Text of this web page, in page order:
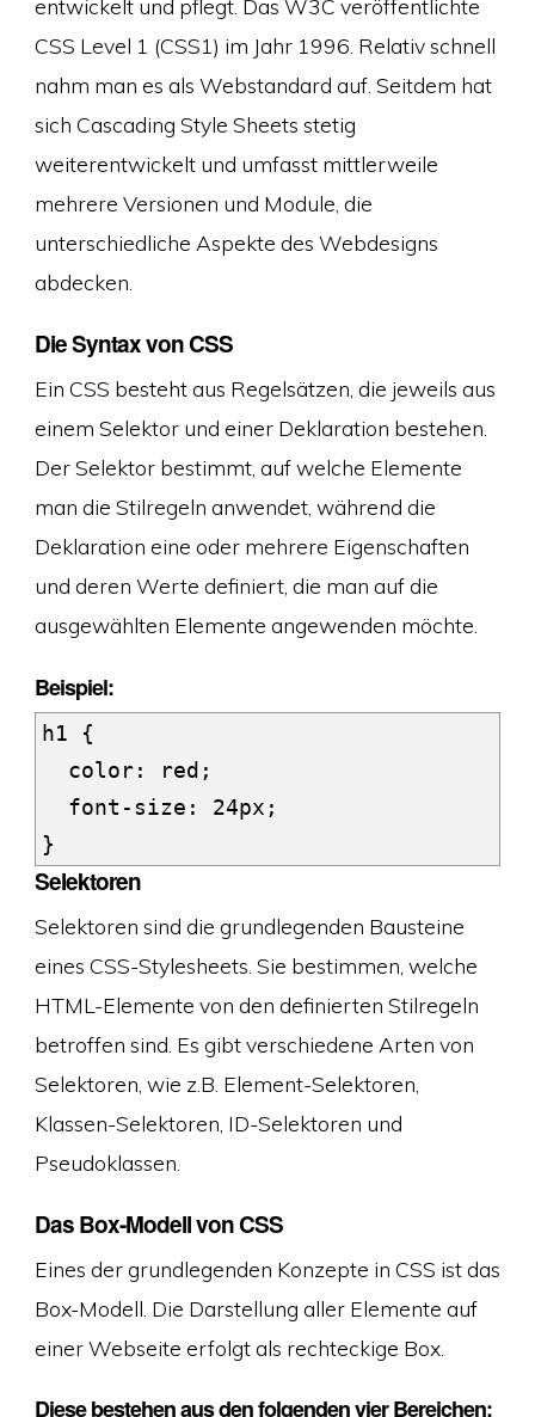
entwickelt und pflegt. Das W3C veröffentlichte
CSS Level 1 (CSS1) im Jahr 1996. Relativ schnell
nahm man es als Webstandard auf. Seitdem hat
sich Cascading Style Sheets stetig
weiterentwickelt und umfasst mittlerweile
mehrere Versionen und Module, die
unterschiedliche Aspekte des Webdesigns
abdecken.
Die Syntax von CSS
Ein CSS besteht aus Regelsätzen, die jeweils aus
einem Selektor und einer Deklaration bestehen.
Der Selektor bestimmt, auf welche Elemente
man die Stilregeln anwendet, während die
Deklaration eine oder mehrere Eigenschaften
und deren Werte definiert, die man auf die
ausgewählten Elemente angewenden möchte.
Beispiel:
h1 {
}
Selektoren
Selektoren sind die grundlegenden Bausteine
eines CSS-Stylesheets. Sie bestimmen, welche
HTML-Elemente von den definierten Stilregeln
betroffen sind. Es gibt verschiedene Arten von
Selektoren, wie z.B. Element-Selektoren,
Klassen-Selektoren, ID-Selektoren und
Pseudoklassen.
Das Box-Modell von CSS
Eines der grundlegenden Konzepte in CSS ist das
Box-Modell. Die Darstellung aller Elemente auf
einer Webseite erfolgt als rechteckige Box.
Diese bestehen aus den folgenden vier Bereichen: